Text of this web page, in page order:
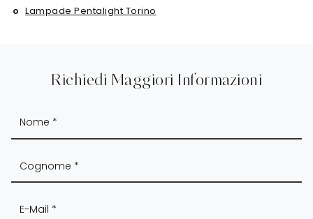
Lampade Pentalight Torino
Richiedi Maggiori Informazioni